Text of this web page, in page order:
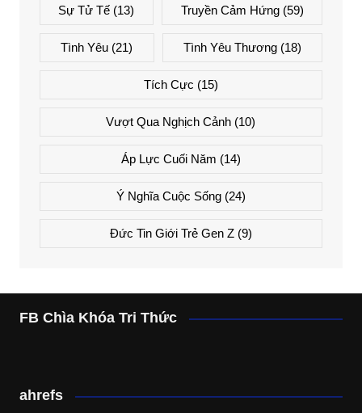
Sự Tử Tế (13) Truyền Cảm Hứng(59)
Tình Yêu (21) Tình Yêu Thương(18)
Tích Cực (15)
Vượt Qua Nghịch Cảnh (10)
Áp Lực Cuối Năm (14)
Ý Nghĩa Cuộc Sống(24)
Đức Tin Giới Trẻ Gen Z(9)
FB Chìa Khóa Tri Thức
ahrefs